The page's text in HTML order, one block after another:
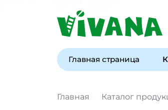
Главная страница
Главная Каталог